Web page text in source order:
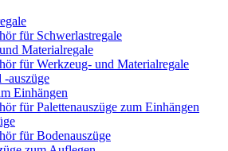
für Schwerlastregale
Materialregale
für Werkzeug- und Materialregale
-auszüge
Einhängen
für Palettenauszüge zum Einhängen
für Bodenauszüge